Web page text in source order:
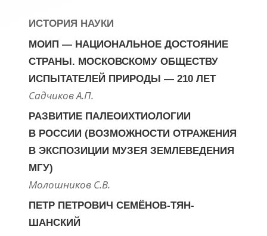
ИСТОРИЯ НАУКИ
МОИП — НАЦИОНАЛЬНОЕ ДОСТОЯНИЕ
СТРАНЫ. МОСКОВСКОМУ ОБЩЕСТВУ
ИСПЫТАТЕЛЕЙ ПРИРОДЫ — 210 ЛЕТ
Садчиков А.П.
РАЗВИТИЕ ПАЛЕОИХТИОЛОГИИ
В РОССИИ (ВОЗМОЖНОСТИ ОТРАЖЕНИЯ
В ЭКСПОЗИЦИИ МУЗЕЯ ЗЕМЛЕВЕДЕНИЯ
МГУ)
Молошников С.В.
ПЕТР ПЕТРОВИЧ СЕМЁНОВ-ТЯН-
ШАНСКИЙ